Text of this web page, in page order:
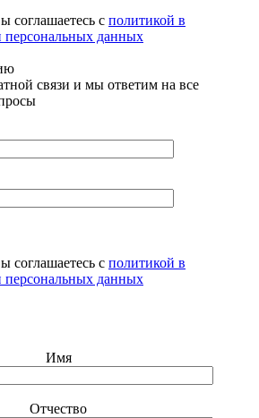
соглашаетесь с политикой в
персональных данных
связи и мы ответим на все
соглашаетесь с политикой в
персональных данных
Имя
Отчество